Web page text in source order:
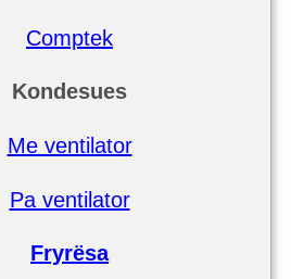
Comptek
Kondesues
Me ventilator
Pa ventilator
Fryrësa